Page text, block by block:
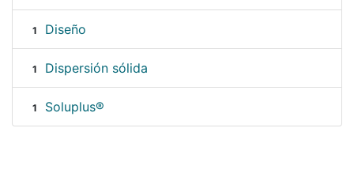
1 Diseño
1 Dispersión sólida
1 Soluplus®